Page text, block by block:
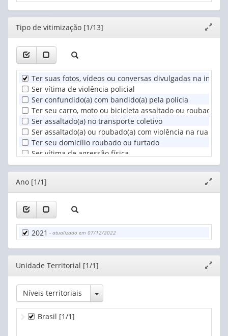
Editor
janela
Tipo de vitimização [1/13]
Ter suas fotos, vídeos ou conversas divulgadas na
Ser vítima de violência policial
Ser confundido(a) com bandido(a) pela polícia
Ter seu carro, moto ou bicicleta assaltado ou roubado
Ser assaltado(a) no transporte coletivo
Ser assaltado(a) ou roubado(a) com violência na rua
Ter seu domicílio roubado ou furtado
Ser vítima de agressão física
Ser vítima de agressão sexual
Ser vítima de sequestro
Estar no meio de um tiroteio
Ser vítima de bala perdida
Ser assassinado(a)
Editor
janela
Ano [1/1]
2021 - atualizado em 07/12/2022
Editor
janela
Unidade Territorial [1/1]
Níveis territoriais Toggle Dropdown
Brasil [1/1]